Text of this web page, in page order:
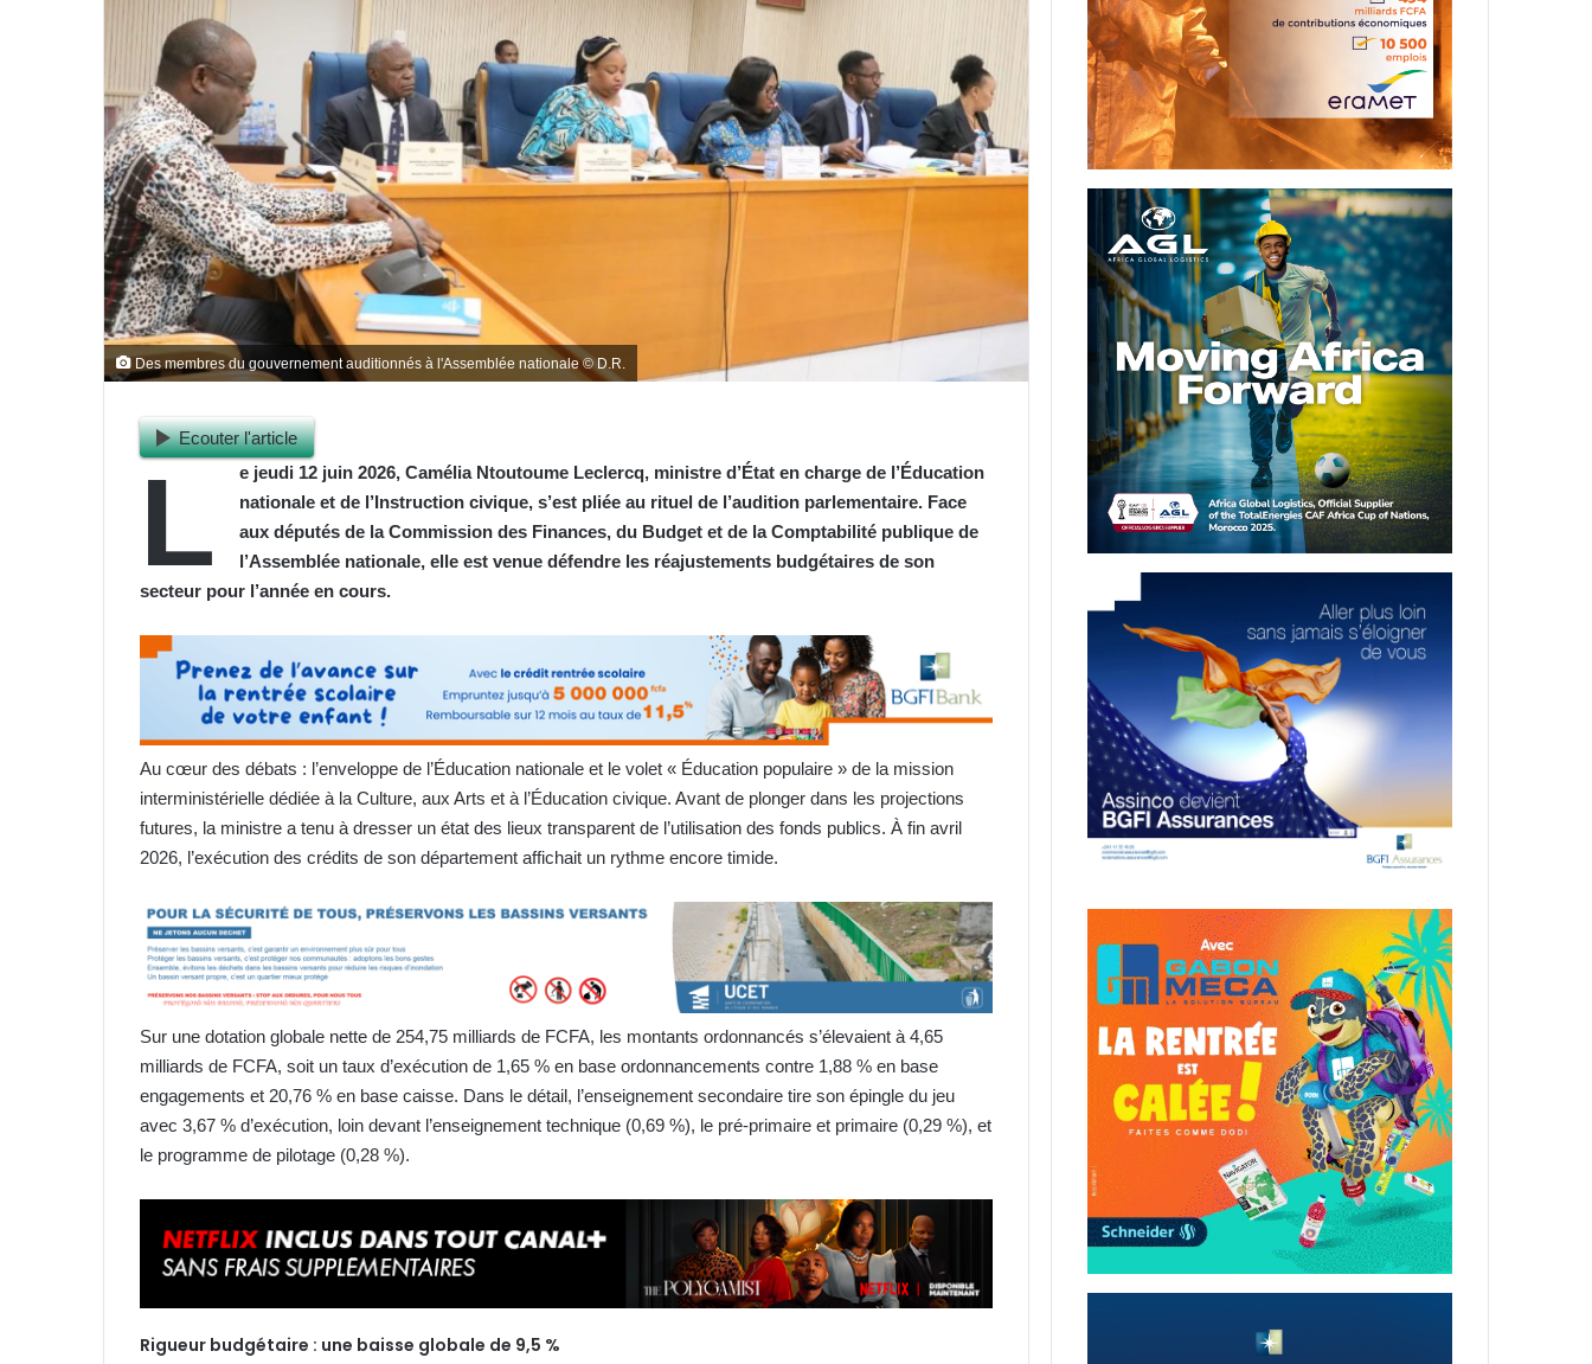
Des membres du gouvernement auditionnés à l'Assemblée nationale © D.R.
Ecouter l'article
L
e jeudi 12 juin 2026, Camélia Ntoutoume Leclercq, ministre d’État en charge de l’Éducation
nationale et de l’Instruction civique, s’est pliée au rituel de l’audition parlementaire. Face
aux députés de la Commission des Finances, du Budget et de la Comptabilité publique de
l’Assemblée nationale, elle est venue défendre les réajustements budgétaires de son
secteur pour l’année en cours.
Au cœur des débats : l’enveloppe de l’Éducation nationale et le volet « Éducation populaire » de la mission
interministérielle dédiée à la Culture, aux Arts et à l’Éducation civique. Avant de plonger dans les projections
futures, la ministre a tenu à dresser un état des lieux transparent de l’utilisation des fonds publics. À fin avril
2026, l’exécution des crédits de son département affichait un rythme encore timide.
Sur une dotation globale nette de 254,75 milliards de FCFA, les montants ordonnancés s’élevaient à 4,65
milliards de FCFA, soit un taux d’exécution de 1,65 % en base ordonnancements contre 1,88 % en base
engagements et 20,76 % en base caisse. Dans le détail, l’enseignement secondaire tire son épingle du jeu
avec 3,67 % d’exécution, loin devant l’enseignement technique (0,69 %), le pré-primaire et primaire (0,29 %), et
le programme de pilotage (0,28 %).
Rigueur budgétaire : une baisse globale de 9,5 %